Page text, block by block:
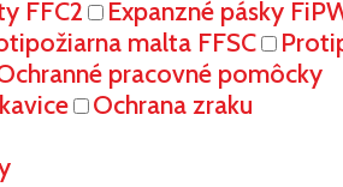
FFC2 Expanzné pásky
malta FFSC
pracovné pomôcky
Ochrana zraku